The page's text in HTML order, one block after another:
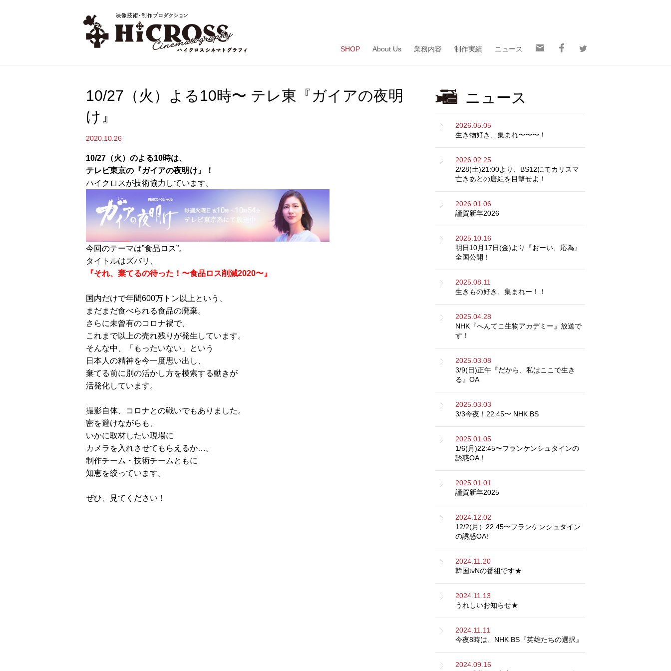
SHOP About Us 業務内容 制作実績 ニュース
10/27（火）よる10時〜 テレ東『ガイアの夜明
け』
2020.10.26
10/27（火）のよる10時は、
テレビ東京の『ガイアの夜明け』！
ハイクロスが技術協力しています。
今回のテーマは”食品ロス”。
タイトルはズバリ、
『それ、棄てるの待った！〜食品ロス削減2020〜』
国内だけで年間600万トン以上という、
まだまだ食べられる食品の廃棄。
さらに未曾有のコロナ禍で、
これまで以上の売れ残りが発生しています。
そんな中、「もったいない」という
日本人の精神を今一度思い出し、
棄てる前に別の活かし方を模索する動きが
活発化しています。
撮影自体、コロナとの戦いでもありました。
密を避けながらも、
いかに取材したい現場に
カメラを入れさせてもらえるか…。
制作チーム・技術チームともに
知恵を絞っています。
ぜひ、見てください！
ニュース
2026.05.05
生き物好き、集まれ〜〜〜！
2026.02.25
2/28(土)21:00より、BS12にてカリスマ
亡きあとの唐組を目撃せよ！
2026.01.06
謹賀新年2026
2025.10.16
明日10月17日(金)より『おーい、応為』
全国公開！
2025.08.11
生きもの好き、集まれー！！
2025.04.28
NHK『へんてこ生物アカデミー』放送で
す！
2025.03.08
3/9(日)正午『だから、私はここで生き
る』OA
2025.03.03
3/3今夜！22:45〜 NHK BS
2025.01.05
1/6(月)22:45〜フランケンシュタインの
誘惑OA！
2025.01.01
謹賀新年2025
2024.12.02
12/2(月）22:45〜フランケンシュタイン
の誘惑OA!
2024.11.20
韓国tvNの番組です★
2024.11.13
うれしいお知らせ★
2024.11.11
今夜8時は、NHK BS『英雄たちの選択』
2024.09.16